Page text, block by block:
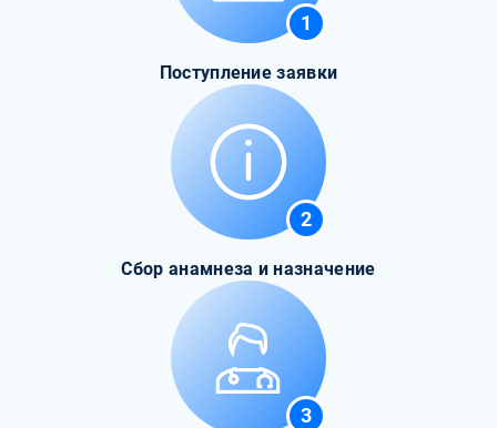
1
Поступление заявки
2
Сбор анамнеза и назначение
3